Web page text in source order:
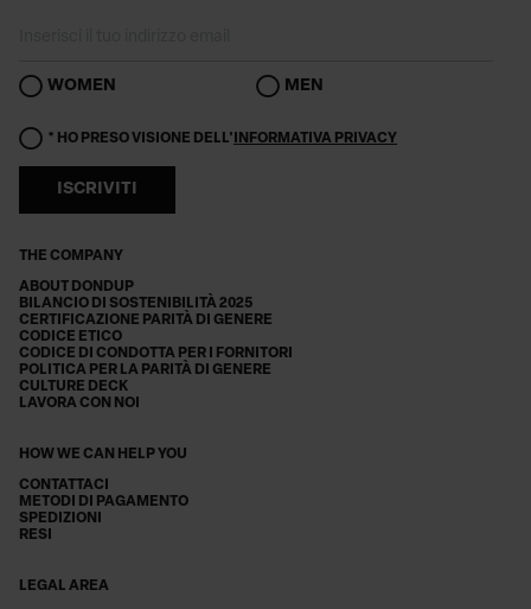
THE COMPANY
ABOUT DONDUP
BILANCIO DI SOSTENIBILITÀ 2025
CERTIFICAZIONE PARITÀ DI GENERE
CODICE ETICO
CODICE DI CONDOTTA PER I FORNITORI
POLITICA PER LA PARITÀ DI GENERE
CULTURE DECK
LAVORA CON NOI
HOW WE CAN HELP YOU
CONTATTACI
METODI DI PAGAMENTO
SPEDIZIONI
RESI
LEGAL AREA
WOMEN MEN
* HO PRESO VISIONE DELL' INFORMATIVA PRIVACY
ISCRIVITI